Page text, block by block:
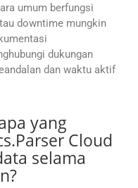
umum berfungsi
downtime mungkin
dukungan
dan waktu aktif
yang
Cloud
selama